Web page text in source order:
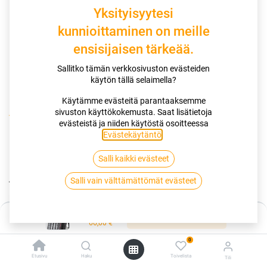
66,00€
Etusivu Haku
0
Toivelista Tili
Kauppa 185/60R14 82H POWERTRAC ADAMAS H/P PT21
185/60R14 82H POWERTRAC
ADAMAS H/P PT21
Yksityisyytesi
kunnioittaminen on meille
ensisijaisen tärkeää.
Sallitko tämän verkkosivuston evästeiden
käytön tällä selaimella?
Käytämme evästeitä parantaaksemme
sivuston käyttökokemusta. Saat lisätietoja
evästeistä ja niiden käytöstä osoitteessa
Evästekäytäntö
Salli kaikki evästeet
Salli vain välttämättömät evästeet